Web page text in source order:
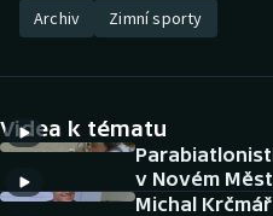
Atletika
DALŠÍ SPORTY
Americký fotbal
NEPŘEHLÉDNĚTE
Archiv Zimní sporty
Videa k tématu
v Novém
Michal